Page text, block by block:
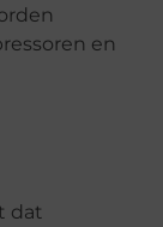
en
dat